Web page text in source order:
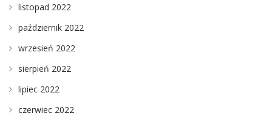
listopad 2022
październik 2022
wrzesień 2022
sierpień 2022
lipiec 2022
czerwiec 2022